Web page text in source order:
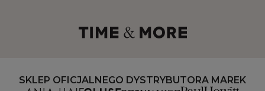
SKLEP OFICJALNEGO DYSTRYBUTORA MAREK